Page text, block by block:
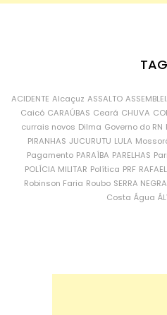
ACIDENTE Alcaçuz ASSALTO
Caicó CARAÚBAS Ceará CHUVA
currais novos Dilma Governo do RN
PIRANHAS JUCURUTU LULA
Pagamento PARAÍBA PARELHAS
POLÍCIA MILITAR Política PRF
Robinson Faria Roubo SERRA
Costa Água